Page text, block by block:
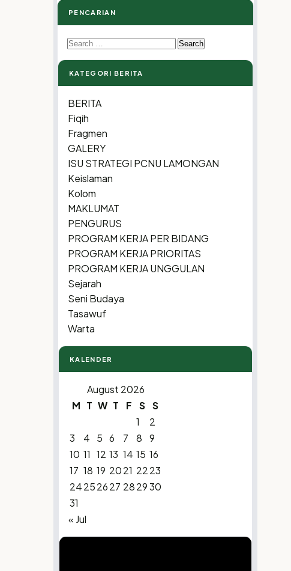
PENCARIAN
Search
for:
KATEGORI BERITA
BERITA
Fiqih
Fragmen
GALERY
ISU STRATEGI PCNU LAMONGAN
Keislaman
Kolom
MAKLUMAT
PENGURUS
PROGRAM KERJA PER BIDANG
PROGRAM KERJA PRIORITAS
PROGRAM KERJA UNGGULAN
Sejarah
Seni Budaya
Tasawuf
Warta
KALENDER
August 2026
M T W T F S S
1
2
3
4 5 6 7 8
9
10 11 12 13 14 15 16
17 18 19 2021 2223
24252627 282930
31
« Jul
Video